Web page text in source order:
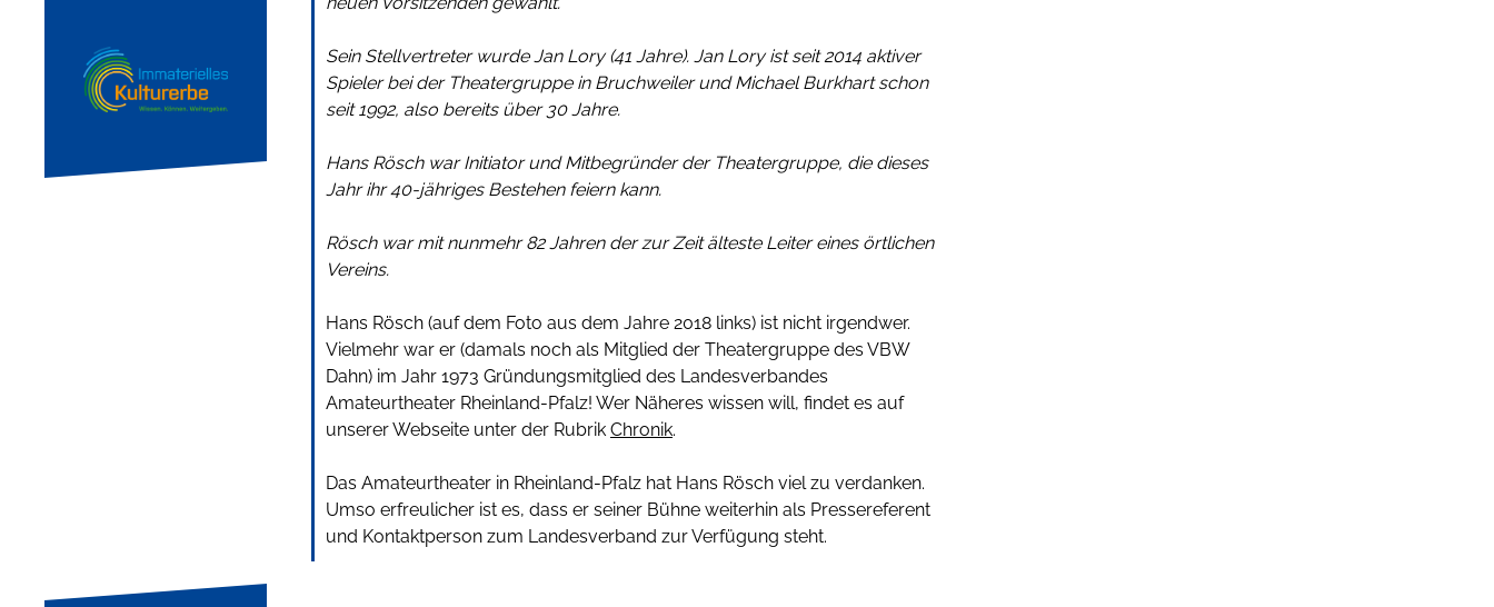
Sein Stellvertreter wurde Jan Lory (41 Jahre). Jan Lory ist seit 2014 aktiver
Spieler bei der Theatergruppe in Bruchweiler und Michael Burkhart schon
seit 1992, also bereits über 30 Jahre.
Hans Rösch war Initiator und Mitbegründer der Theatergruppe, die dieses
Jahr ihr 40-jähriges Bestehen feiern kann.
Rösch war mit nunmehr 82 Jahren der zur Zeit älteste Leiter eines örtlichen
Vereins.
Hans Rösch (auf dem Foto aus dem Jahre 2018 links) ist nicht irgendwer.
Vielmehr war er (damals noch als Mitglied der Theatergruppe des VBW
Dahn) im Jahr 1973 Gründungsmitglied des Landesverbandes
Amateurtheater Rheinland-Pfalz! Wer Näheres wissen will, findet es auf
unserer Webseite unter der Rubrik Chronik.
Das Amateurtheater in Rheinland-Pfalz hat Hans Rösch viel zu verdanken.
Umso erfreulicher ist es, dass er seiner Bühne weiterhin als Pressereferent
und Kontaktperson zum Landesverband zur Verfügung steht.